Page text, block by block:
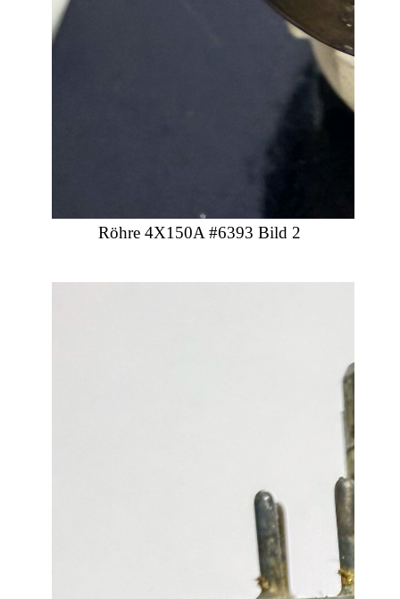
Röhre 4X150A #6393 Bild 2